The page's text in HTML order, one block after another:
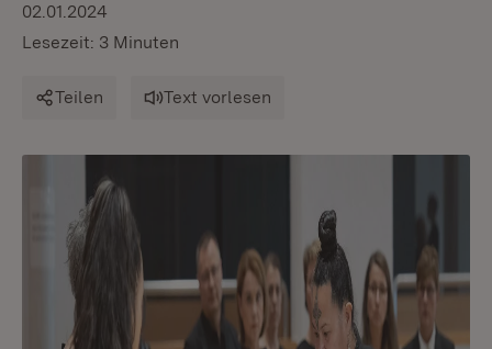
02.01.2024
Lesezeit: 3 Minuten
Teilen Text vorlesen